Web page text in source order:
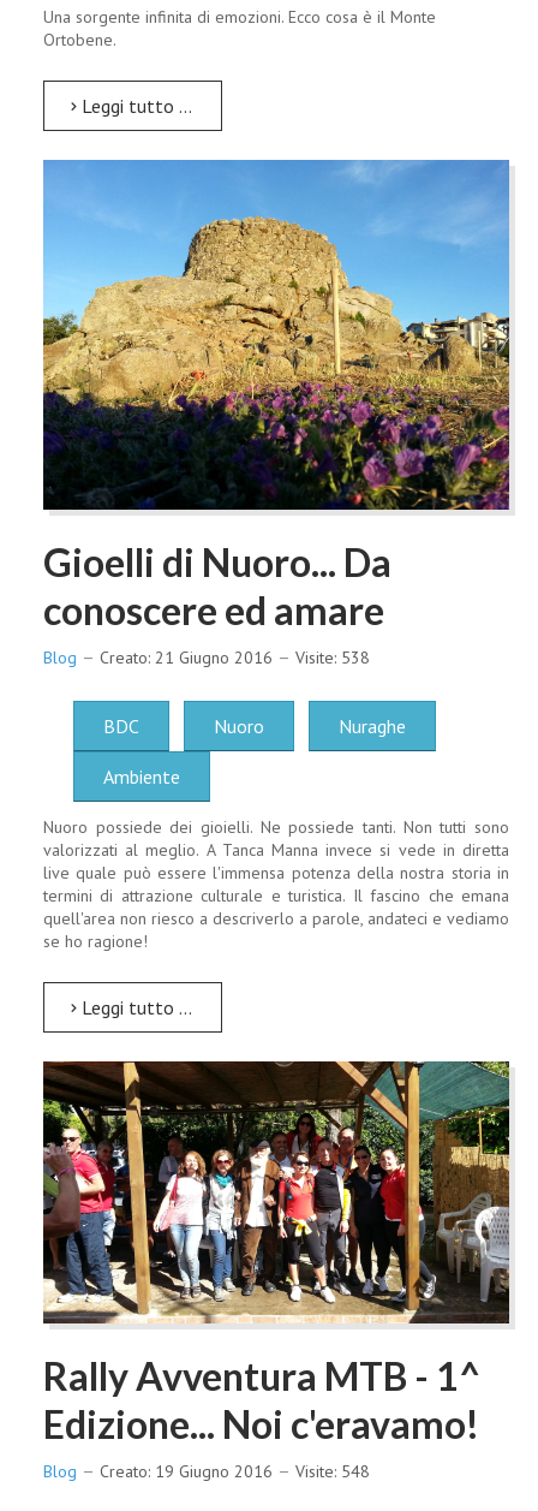
Una sorgente infinita di emozioni. Ecco cosa è il Monte
Ortobene.
Leggi tutto …
Gioelli di Nuoro... Da
conoscere ed amare
Blog Creato: 21 Giugno 2016 Visite: 538
BDC Nuoro Nuraghe
Ambiente
Nuoro possiede dei gioielli. Ne possiede tanti. Non tutti sono
valorizzati al meglio. A Tanca Manna invece si vede in diretta
live quale può essere l'immensa potenza della nostra storia in
termini di attrazione culturale e turistica. Il fascino che emana
quell'area non riesco a descriverlo a parole, andateci e vediamo
se ho ragione!
Leggi tutto …
Rally Avventura MTB - 1^
Edizione... Noi c'eravamo!
Blog Creato: 19 Giugno 2016 Visite: 548